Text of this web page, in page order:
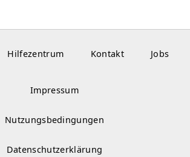
Hilfezentrum Kontakt Jobs
Impressum
Nutzungsbedingungen
Datenschutzerklärung